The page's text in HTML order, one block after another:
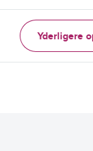
Yderligere